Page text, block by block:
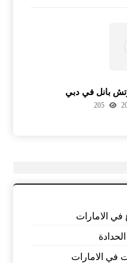
بانل في دبي
205
الامارات
في الامارات